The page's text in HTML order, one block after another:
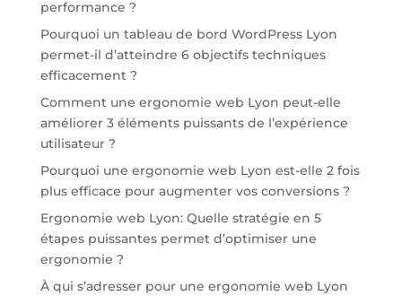
performance ?
Pourquoi un tableau de bord WordPress Lyon
permet-il d’atteindre 6 objectifs techniques
efficacement ?
Comment une ergonomie web Lyon peut-elle
améliorer 3 éléments puissants de l’expérience
utilisateur ?
Pourquoi une ergonomie web Lyon est-elle 2 fois
plus efficace pour augmenter vos conversions ?
Ergonomie web Lyon: Quelle stratégie en 5
étapes puissantes permet d’optimiser une
ergonomie ?
À qui s’adresser pour une ergonomie web Lyon